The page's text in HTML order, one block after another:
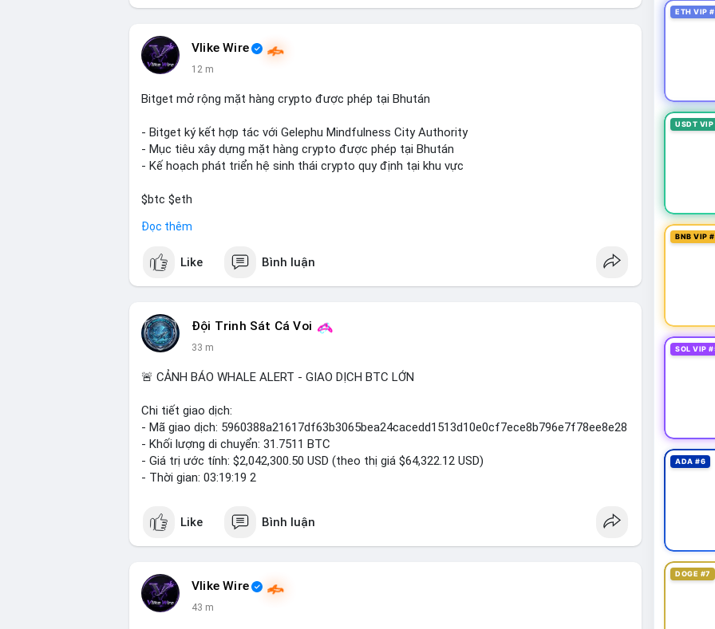
Vlike Wire
12 m
Bitget mở rộng mặt hàng crypto được phép tại Bhután
- Bitget ký kết hợp tác với Gelephu Mindfulness City Authority
- Mục tiêu xây dựng mặt hàng crypto được phép tại Bhután
- Kế hoạch phát triển hệ sinh thái crypto quy định tại khu vực
$btc $eth
#vlikevn #titanbot
📰 Nguồn: Cointelegraph
Đọc thêm
Like Bình luận
Đội Trinh Sát Cá Voi
33 m
🚨 CẢNH BÁO WHALE ALERT - GIAO DỊCH BTC LỚN
Chi tiết giao dịch:
- Mã giao dịch: 5960388a21617df63b3065bea24cacedd1513d10e0cf7ece8b796e7f78ee8e28
- Khối lượng di chuyển: 31.7511 BTC
- Giá trị ước tính: $2,042,300.50 USD (theo thị giá $64,322.12 USD)
- Thời gian: 03:19:19 2
Like Bình luận
Vlike Wire
43 m
ETH VIP
USDT
BNB VIP
SOL VIP
ADA #6
DOGE #7